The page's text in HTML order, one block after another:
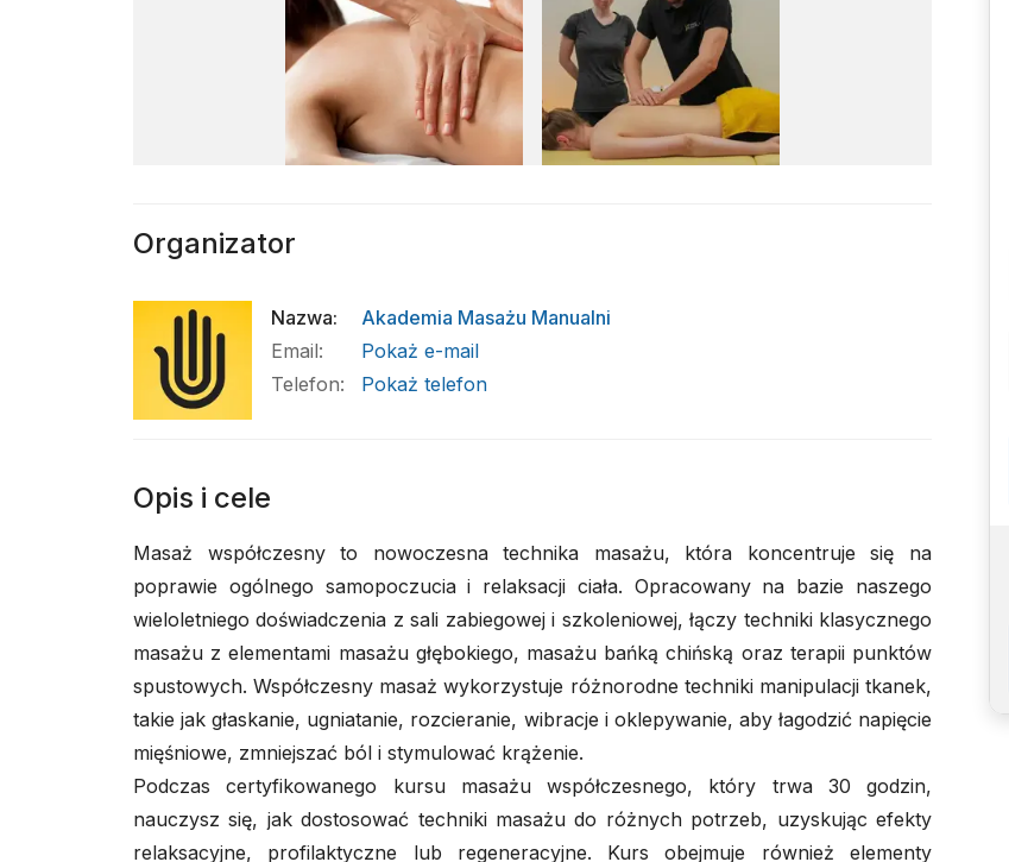
Organizator
Nazwa:
Akademia Masażu Manualni
Email:
Pokaż e-mail
Telefon: Pokaż telefon
Opis i cele
Masaż współczesny to nowoczesna technika masażu, która koncentruje się na
poprawie ogólnego samopoczucia i relaksacji ciała. Opracowany na bazie naszego
wieloletniego doświadczenia z sali zabiegowej i szkoleniowej, łączy techniki klasycznego
masażu z elementami masażu głębokiego, masażu bańką chińską oraz terapii punktów
spustowych. Współczesny masaż wykorzystuje różnorodne techniki manipulacji tkanek,
takie jak głaskanie, ugniatanie, rozcieranie, wibracje i oklepywanie, aby łagodzić napięcie
mięśniowe, zmniejszać ból i stymulować krążenie.
Podczas certyfikowanego kursu masażu współczesnego, który trwa 30 godzin,
nauczysz się, jak dostosować techniki masażu do różnych potrzeb, uzyskując efekty
relaksacyjne, profilaktyczne lub regeneracyjne. Kurs obejmuje również elementy